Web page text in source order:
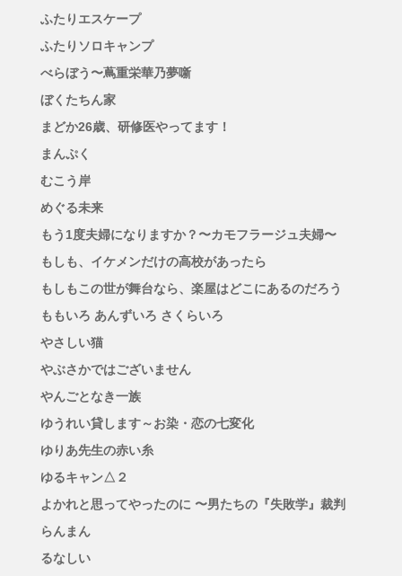
ふたりエスケープ
ふたりソロキャンプ
べらぼう〜蔦重栄華乃夢噺
ぼくたちん家
まどか26歳、研修医やってます！
まんぷく
むこう岸
めぐる未来
もう1度夫婦になりますか？〜カモフラージュ夫婦〜
もしも、イケメンだけの高校があったら
もしもこの世が舞台なら、楽屋はどこにあるのだろう
ももいろ あんずいろ さくらいろ
やさしい猫
やぶさかではございません
やんごとなき一族
ゆうれい貸します～お染・恋の七変化
ゆりあ先生の赤い糸
ゆるキャン△２
よかれと思ってやったのに 〜男たちの『失敗学』裁判
らんまん
るなしい